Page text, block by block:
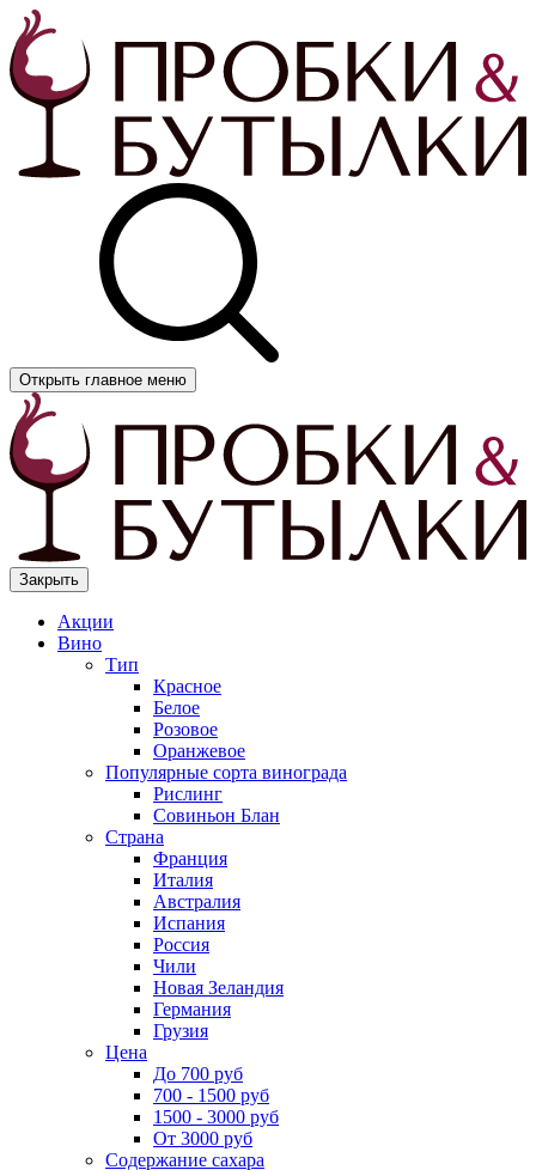
Открыть главное меню
Закрыть
Акции
Вино
Тип
Красное
Белое
Розовое
Оранжевое
Популярные сорта винограда
Рислинг
Совиньон Блан
Страна
Франция
Италия
Австралия
Испания
Россия
Чили
Новая Зеландия
Германия
Грузия
Цена
До 700 руб
700 - 1500 руб
1500 - 3000 руб
От 3000 руб
Содержание сахара